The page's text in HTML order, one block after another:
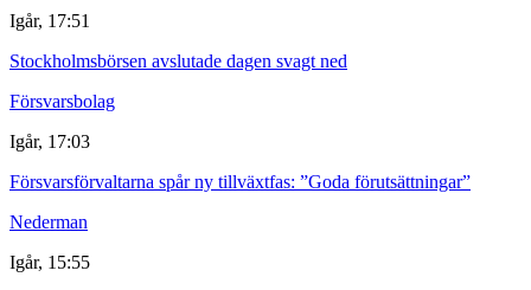
Igår, 17:51
Stockholmsbörsen avslutade dagen svagt ned
Försvarsbolag
Igår, 17:03
Försvarsförvaltarna spår ny tillväxtfas: ”Goda förutsättningar”
Nederman
Igår, 15:55